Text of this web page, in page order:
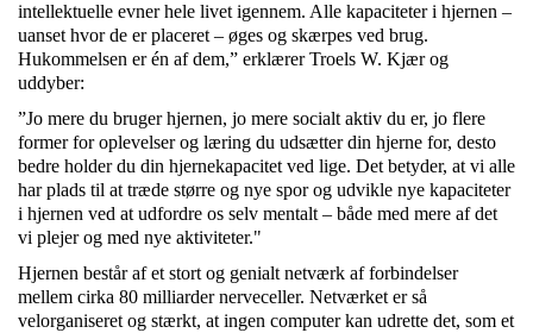
intellektuelle evner hele livet igennem. Alle kapaciteter i hjernen –
uanset hvor de er placeret – øges og skærpes ved brug.
Hukommelsen er én af dem,” erklærer Troels W. Kjær og
uddyber:
”Jo mere du bruger hjernen, jo mere socialt aktiv du er, jo flere
former for oplevelser og læring du udsætter din hjerne for, desto
bedre holder du din hjernekapacitet ved lige. Det betyder, at vi alle
har plads til at træde større og nye spor og udvikle nye kapaciteter
i hjernen ved at udfordre os selv mentalt – både med mere af det
vi plejer og med nye aktiviteter."
Hjernen består af et stort og genialt netværk af forbindelser
mellem cirka 80 milliarder nerveceller. Netværket er så
velorganiseret og stærkt, at ingen computer kan udrette det, som et